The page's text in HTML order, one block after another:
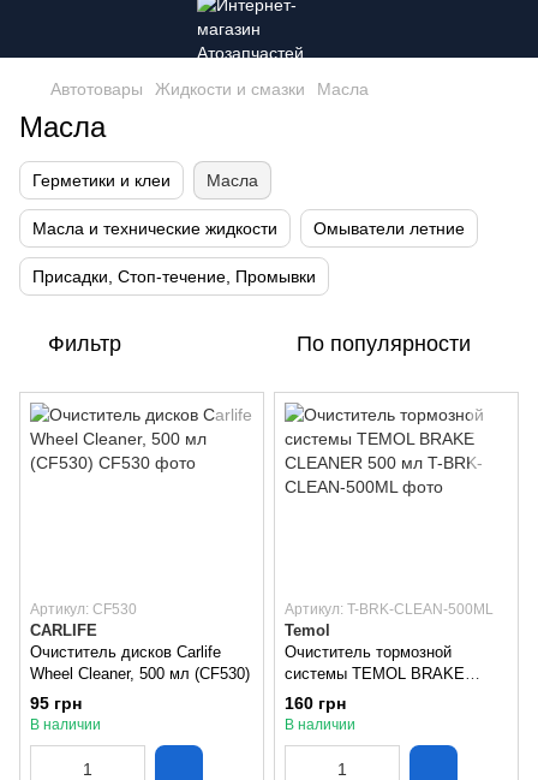
Автотовары Жидкости и смазки Масла
Масла
Герметики и клеи Масла
Масла и технические жидкости Омыватели летние
Присадки, Стоп-течение, Промывки
Фильтр По популярности
Артикул: CF530
CARLIFE
Очиститель дисков Carlife
Wheel Cleaner, 500 мл (CF530)
95 грн
В наличии
Артикул: T-BRK-CLEAN-500ML
Temol
Очиститель тормозной
системы TEMOL BRAKE
CLEANER 500 мл
160 грн
В наличии